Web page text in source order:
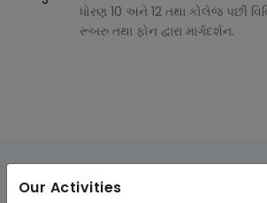
Our Activities
ધોરણ 10 અને 12 તથા કોલેજ પછી
રૂબરુ તથા ફોન દ્વારા માર્ગદર્શન.